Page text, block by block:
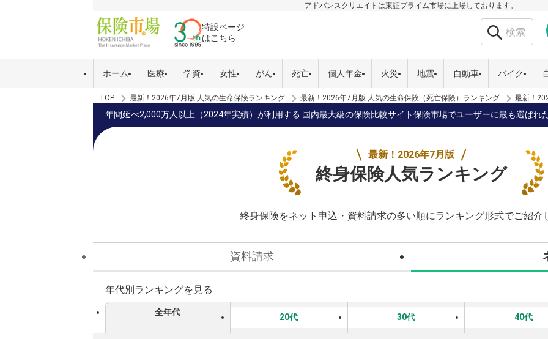
アドバンスクリエイトは東証プライム市場に上場しております。
特設ページ
はこちら
ホーム 医療 学資 女性 がん 死亡 個人年金 火災 地震 自動車 バイク
TOP 最新！2026年7月版 人気の生命保険ランキング 最新！2026年7月版 人気の生命保険（死亡保険）ランキング 最新！
年間延べ2,000万人以上（2024年実績）が利用する 国内最大級の保険比較サイト保険市場でユーザーに最も選ばれ
最新！2026年7月版
終身保険人気ランキング
終身保険をネット申込・資料請求の多い順にランキング形式でご紹介
資料請求
年代別ランキングを見る
全年代 20代 30代 40代